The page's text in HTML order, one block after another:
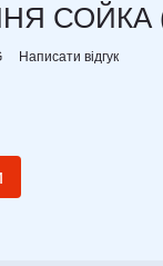
СОЙКА
Написати відгук